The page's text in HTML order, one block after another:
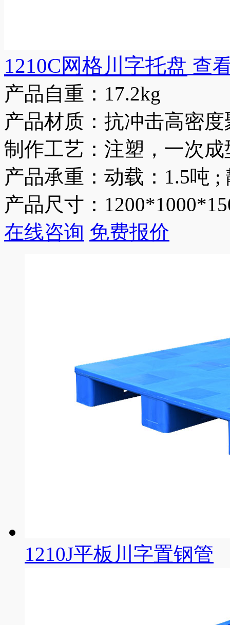
1210C网格川字托盘 查
产品自重：17.2kg
产品材质：抗冲击高密度
制作工艺：注塑，一次成
产品承重：动载：1.5吨 ;
产品尺寸：
在线咨询 免费报价
1210J平板川字置钢管